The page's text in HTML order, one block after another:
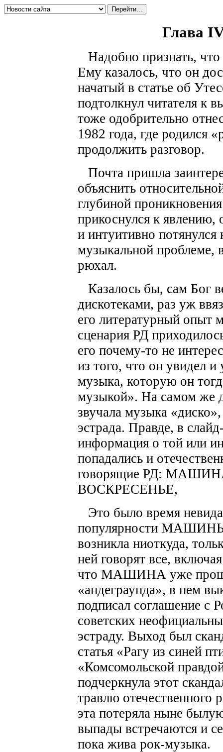
Глава
Надобно признать,
Ему казалось, что он
начатый в статье об
подтолкнул читателя
тоже одобрительно
1982 года, где родился
продолжить разговор.
Почта пришла
объяснить
глубиной
прикоснулся к
и интуитивно
музыкальной проблеме,
рюхал.
Казалось бы, сам Бог
дискотеками, раз уж
его литературный опыт
сценария РД
его почему-то не
из того, что он увидел
музыка, которую он
музыкой». На самом же
звучала музыка
эстрада. Правде, в
информация о той или
попадались и
говорящие РД:
ВОСКРЕСЕНЬЕ,
Это было время
популярности МАШИНЫ.
возникла ниоткуда,
ней говорят все,
что МАШИНА уже
«андеграунда», в нем
подписал соглашение с
советских
эстраду. Выход был
статья «Рагу из синей
«Комсомольской
подчеркнула этот
травлю отечественного
эта потеряла ныне
выпады встречаются и
пока жива рок-музыка.